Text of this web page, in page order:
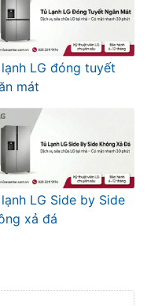
LG đóng tuyết
mát
LG Side by Side
xả đá